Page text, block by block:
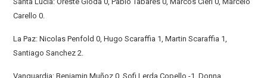
Carello 0.
La Paz: Nicolas Penfold 0, Hugo Scaraffia 1, Martin Scaraffia 1,
Santiago Sanchez 2.
Vanguardia: Benjamin Muñoz 0, Sofi Lerda Copello -1, Donna